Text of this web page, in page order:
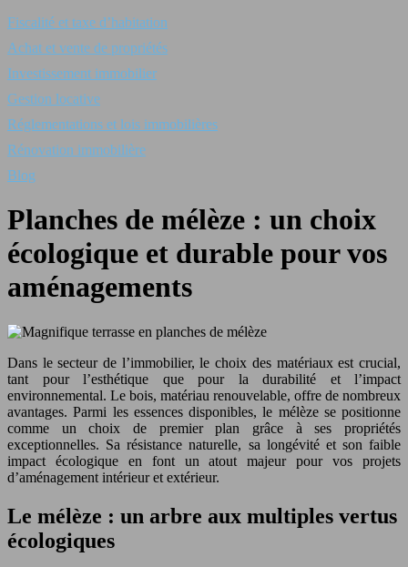
Fiscalité et taxe d’habitation
Achat et vente de propriétés
Investissement immobilier
Gestion locative
Réglementations et lois immobilières
Rénovation immobilière
Blog
Planches de mélèze : un choix
écologique et durable pour vos
aménagements
Dans le secteur de l’immobilier, le choix des matériaux est crucial,
tant pour l’esthétique que pour la durabilité et l’impact
environnemental. Le bois, matériau renouvelable, offre de nombreux
avantages. Parmi les essences disponibles, le mélèze se positionne
comme un choix de premier plan grâce à ses propriétés
exceptionnelles. Sa résistance naturelle, sa longévité et son faible
impact écologique en font un atout majeur pour vos projets
d’aménagement intérieur et extérieur.
Le mélèze : un arbre aux multiples vertus
écologiques